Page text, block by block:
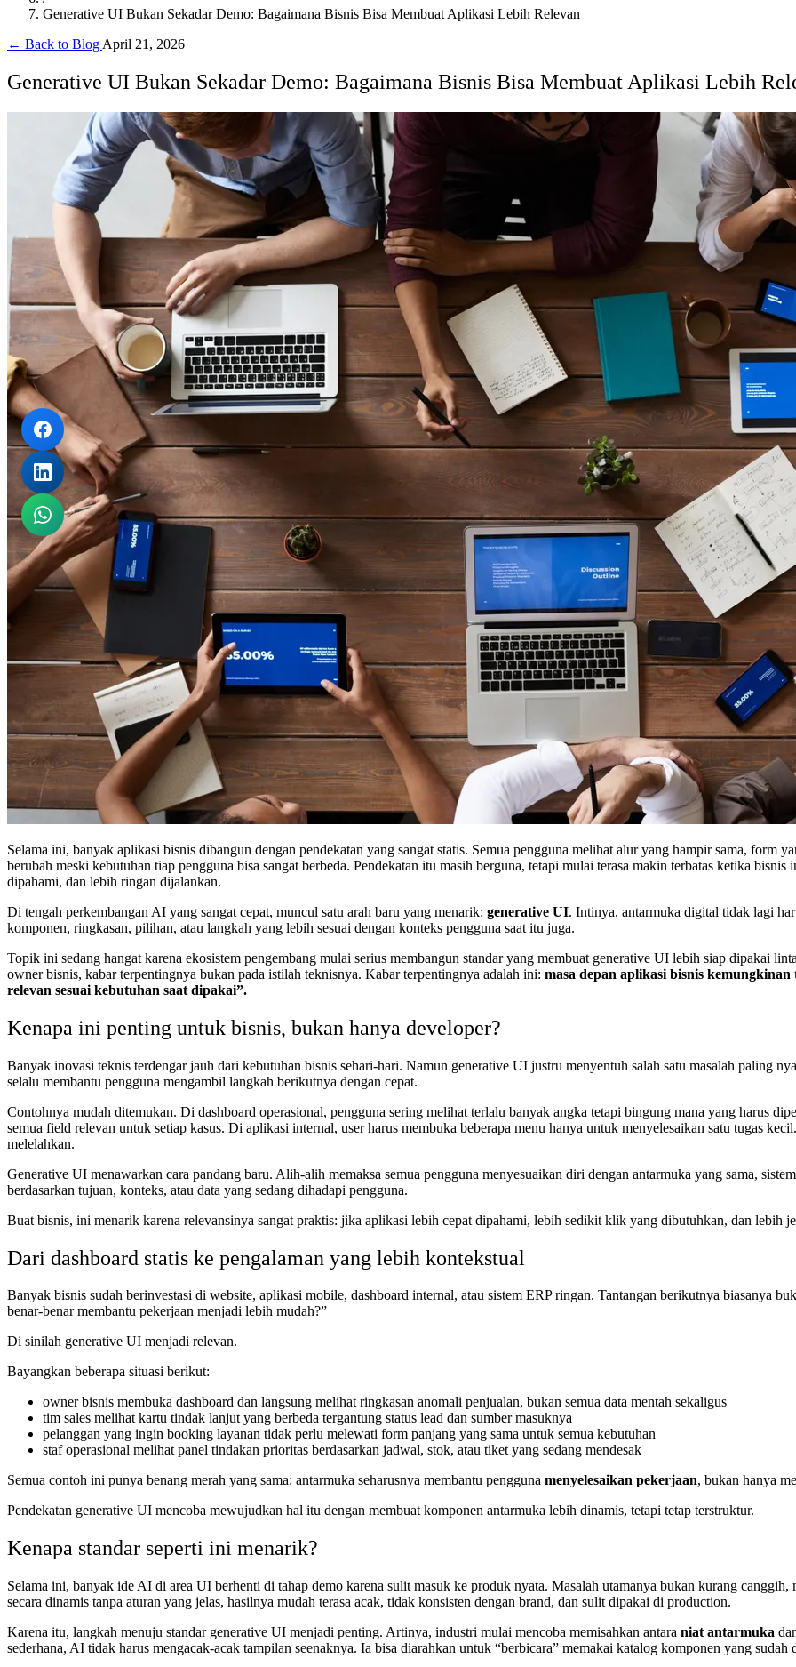
Generative UI Bukan Sekadar Demo: Bagaimana Bisnis Bisa Membuat Aplikasi Lebih Relevan
← Back to Blog April 21, 2026
Generative UI Bukan Sekadar Demo: Bagaimana Bisnis Bisa Membuat Aplikasi Lebih
Selama ini, banyak aplikasi bisnis dibangun dengan pendekatan yang sangat statis. Semua pengguna melihat alur yang hampir sama, form
berubah meski kebutuhan tiap pengguna bisa sangat berbeda. Pendekatan itu masih berguna, tetapi mulai terasa makin terbatas ketika
dipahami, dan lebih ringan dijalankan.
Di tengah perkembangan AI yang sangat cepat, muncul satu arah baru yang menarik: generative UI. Intinya, antarmuka digital tidak lagi
komponen, ringkasan, pilihan, atau langkah yang lebih sesuai dengan konteks pengguna saat itu juga.
Topik ini sedang hangat karena ekosistem pengembang mulai serius membangun standar yang membuat generative UI lebih siap dipakai
owner bisnis, kabar terpentingnya bukan pada istilah teknisnya. Kabar terpentingnya adalah ini: masa depan aplikasi bisnis
relevan sesuai kebutuhan saat dipakai”.
Kenapa ini penting untuk bisnis, bukan hanya developer?
Banyak inovasi teknis terdengar jauh dari kebutuhan bisnis sehari-hari. Namun generative UI justru menyentuh salah satu masalah paling
selalu membantu pengguna mengambil langkah berikutnya dengan cepat.
Contohnya mudah ditemukan. Di dashboard operasional, pengguna sering melihat terlalu banyak angka tetapi bingung mana yang harus
semua field relevan untuk setiap kasus. Di aplikasi internal, user harus membuka beberapa menu hanya untuk menyelesaikan satu tugas
melelahkan.
Generative UI menawarkan cara pandang baru. Alih-alih memaksa semua pengguna menyesuaikan diri dengan antarmuka yang sama,
berdasarkan tujuan, konteks, atau data yang sedang dihadapi pengguna.
Buat bisnis, ini menarik karena relevansinya sangat praktis: jika aplikasi lebih cepat dipahami, lebih sedikit klik yang dibutuhkan, dan lebih
Dari dashboard statis ke pengalaman yang lebih kontekstual
Banyak bisnis sudah berinvestasi di website, aplikasi mobile, dashboard internal, atau sistem ERP ringan. Tantangan berikutnya biasanya
benar-benar membantu pekerjaan menjadi lebih mudah?”
Di sinilah generative UI menjadi relevan.
Bayangkan beberapa situasi berikut:
owner bisnis membuka dashboard dan langsung melihat ringkasan anomali penjualan, bukan semua data mentah sekaligus
tim sales melihat kartu tindak lanjut yang berbeda tergantung status lead dan sumber masuknya
pelanggan yang ingin booking layanan tidak perlu melewati form panjang yang sama untuk semua kebutuhan
staf operasional melihat panel tindakan prioritas berdasarkan jadwal, stok, atau tiket yang sedang mendesak
Semua contoh ini punya benang merah yang sama: antarmuka seharusnya membantu pengguna menyelesaikan pekerjaan, bukan hanya
Pendekatan generative UI mencoba mewujudkan hal itu dengan membuat komponen antarmuka lebih dinamis, tetapi tetap terstruktur.
Kenapa standar seperti ini menarik?
Selama ini, banyak ide AI di area UI berhenti di tahap demo karena sulit masuk ke produk nyata. Masalah utamanya bukan kurang
secara dinamis tanpa aturan yang jelas, hasilnya mudah terasa acak, tidak konsisten dengan brand, dan sulit dipakai di production.
Karena itu, langkah menuju standar generative UI menjadi penting. Artinya, industri mulai mencoba memisahkan antara niat antarmuka
sederhana, AI tidak harus mengacak-acak tampilan seenaknya. Ia bisa diarahkan untuk “berbicara” memakai katalog komponen yang